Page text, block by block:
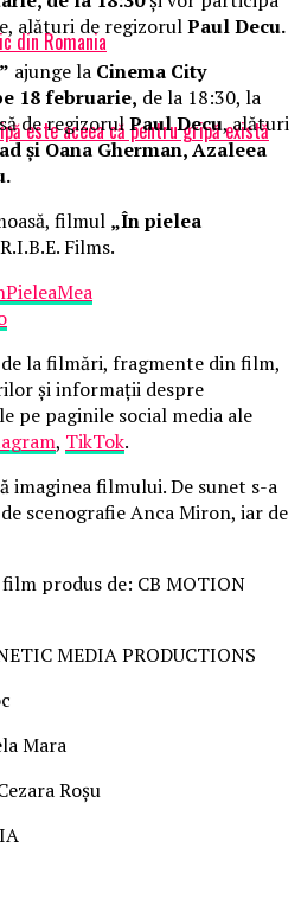
din Romania
este aceea că pentru gripă există
alături de regizorulPaul Decu.
ajunge la Cinema City
18 februarie, de la 18:30, la
de regizorulPaul Decu, alături
și Oana Gherman, Azaleea
filmul „În pielea
Films.
la filmări, fragmente din film,
și informații despre
pe paginile social media ale
, TikTok.
imaginea filmului. De sunet s-a
scenografie Anca Miron, iar de
produs de: CB MOTION
MEDIA PRODUCTIONS
Mara
Roșu